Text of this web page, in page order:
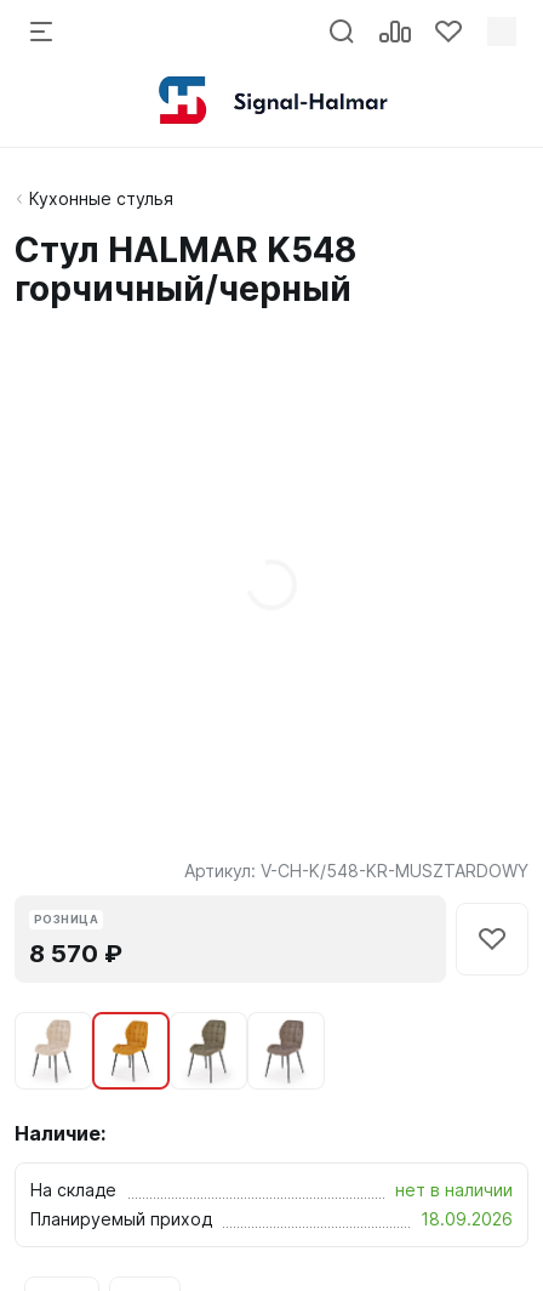
Кухонные стулья
Стул HALMAR K548
горчичный/черный
Артикул: V-CH-K/548-KR-MUSZTARDOWY
РОЗНИЦА
8 570 ₽
Наличие:
На складе
нет в наличии
Планируемый приход
18.09.2026